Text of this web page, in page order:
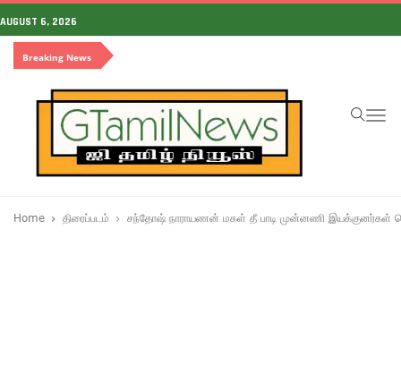
AUGUST 6, 2026
Breaking News
Home திரைப்படம் சந்தோஷ் நாராயணன் மகள் தீ பாடி முன்னணி இயக்குனர்கள்